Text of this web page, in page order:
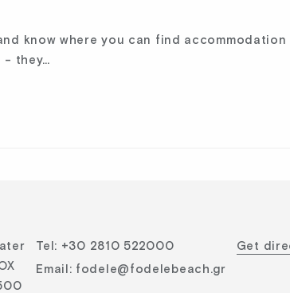
know where you can find
- they…
Tel : +30 2810 522000
Email : fodele@fodelebeach.gr
Get